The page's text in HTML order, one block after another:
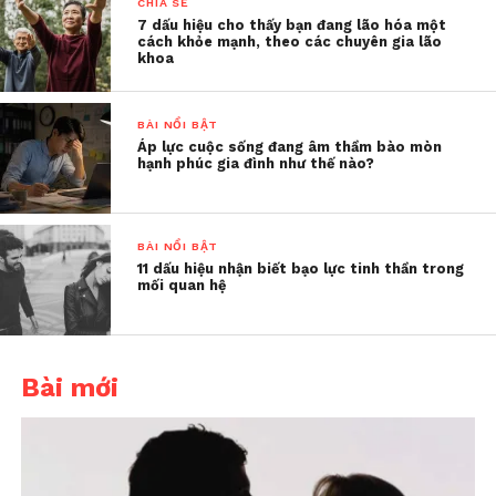
Cha mẹ có thể bắt đầu bằng những điều rất nhỏ:
cùng con làm việc nhà, học nấu một món ăn, trồng
một chậu cây nhỏ trên ban công, hay tái chế một
chiếc chai nhựa thành đồ chơi. Những hoạt động ấy
không chỉ giúp con phát triển kỹ năng sống mà
còn là cơ hội để cha mẹ bước vào thế giới nội tâm
của trẻ, thấu hiểu và sẻ chia.
Dành thời gian bên con – đầu tư
không bao giờ lỗ
Thạc sĩ Nguyễn Thị Mỹ
Hạnh – chuyên gia tâm lý
– gợi ý:“Cha mẹ có thể
giúp con hình thành kỹ
7 dấu hiệu cho thấy bạn đang lão hóa một
cách khỏe mạnh, theo các chuyên gia lão
khoa
BÀI NỔI BẬT
Áp lực cuộc sống đang âm thầm bào mòn
hạnh phúc gia đình như thế nào?
BÀI NỔI BẬT
11 dấu hiệu nhận biết bạo lực tinh thần trong
mối quan hệ
Bài mới